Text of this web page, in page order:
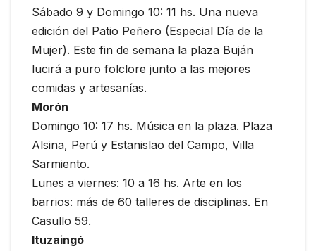
Sábado 9 y Domingo 10: 11 hs. Una nueva
edición del Patio Peñero (Especial Día de la
Mujer). Este fin de semana la plaza Buján
lucirá a puro folclore junto a las mejores
comidas y artesanías.
Morón
Domingo 10: 17 hs. Música en la plaza. Plaza
Alsina, Perú y Estanislao del Campo, Villa
Sarmiento.
Lunes a viernes: 10 a 16 hs. Arte en los
barrios: más de 60 talleres de disciplinas. En
Casullo 59.
Ituzaingó